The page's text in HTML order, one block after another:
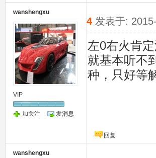
wanshengxu
VIP
加关注 发消息
4 发表于:
左0右火肯
就基本听不
种，只好等
回复
wanshengxu